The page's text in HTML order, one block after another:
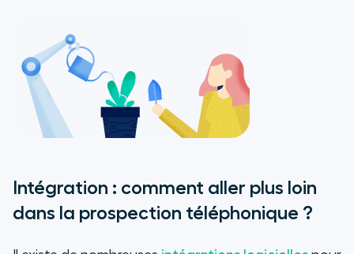
Intégration : comment aller plus loin
dans la prospection téléphonique ?